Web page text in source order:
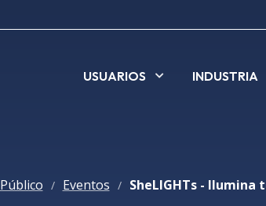
USUARIOS INDUSTRIA
Público / Eventos /